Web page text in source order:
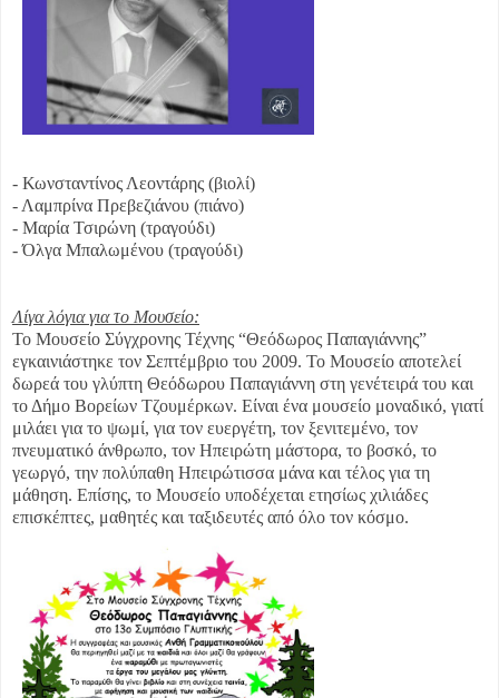
- Κωνσταντίνος Λεοντάρης (βιολί)
- Λαμπρίνα Πρεβεζιάνου (πιάνο)
- Μαρία Τσιρώνη (τραγούδι)
- Όλγα Μπαλωμένου (τραγούδι)
Λίγα λόγια για το Μουσείο:
Το Μουσείο Σύγχρονης Τέχνης “Θεόδωρος Παπαγιάννης”
εγκαινιάστηκε τον Σεπτέμβριο του 2009. Το Μουσείο αποτελεί
δωρεά του γλύπτη Θεόδωρου Παπαγιάννη στη γενέτειρά του και
το Δήμο Βορείων Τζουμέρκων. Είναι ένα μουσείο μοναδικό, γιατί
μιλάει για το ψωμί, για τον ευεργέτη, τον ξενιτεμένο, τον
πνευματικό άνθρωπο, τον Ηπειρώτη μάστορα, το βοσκό, το
γεωργό, την πολύπαθη Ηπειρώτισσα μάνα και τέλος για τη
μάθηση. Επίσης, το Μουσείο υποδέχεται ετησίως χιλιάδες
επισκέπτες, μαθητές και ταξιδευτές από όλο τον κόσμο.